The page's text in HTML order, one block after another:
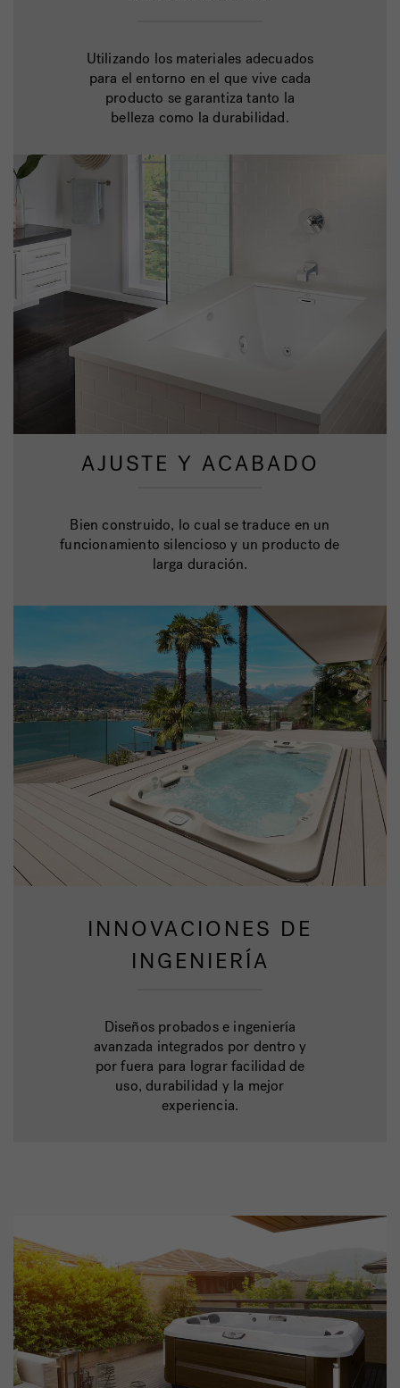
Utilizando los materiales adecuados
para el entorno en el que vive cada
producto se garantiza tanto la
belleza como la durabilidad.
AJUSTE Y ACABADO
Bien construido, lo cual se traduce en un
funcionamiento silencioso y un producto de
larga duración.
INNOVACIONES DE
INGENIERÍA
Diseños probados e ingeniería
avanzada integrados por dentro y
por fuera para lograr facilidad de
uso, durabilidad y la mejor
experiencia.